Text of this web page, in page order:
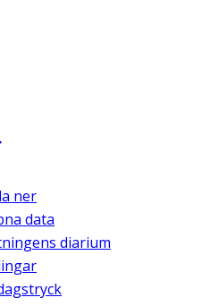
ner
data
diarium